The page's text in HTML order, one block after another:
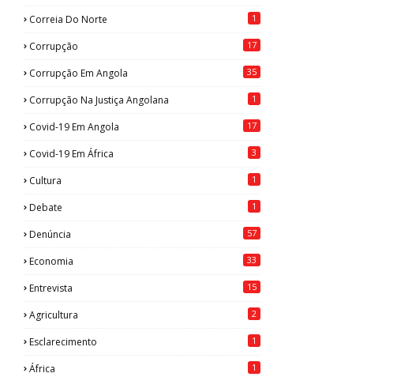
Correia Do Norte 1
Corrupção 17
Corrupção Em Angola 35
Corrupção Na Justiça Angolana 1
Covid-19 Em Angola 17
Covid-19 Em África 3
Cultura 1
Debate 1
Denúncia 57
Economia 33
Entrevista 15
Agricultura 2
Esclarecimento 1
África 1